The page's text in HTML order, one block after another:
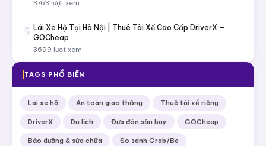
3763 lượt xem
5 Lái Xe Hộ Tại Hà Nội | Thuê Tài Xế Cao Cấp DriverX —
GOCheap
3699 lượt xem
TAGS PHỔ BIẾN
Lái xe hộ An toàn giao thông Thuê tài xế riêng
DriverX Du lịch Đưa đón sân bay GOCheap
Bảo dưỡng & sửa chữa So sánh Grab/Be